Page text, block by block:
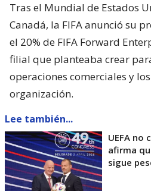
Tras el Mundial de Estados
Canadá, la FIFA anunció su
el 20% de FIFA Forward
filial que planteaba crear
operaciones comerciales y
organización.
Lee también...
UEFA no
afirma
sigue